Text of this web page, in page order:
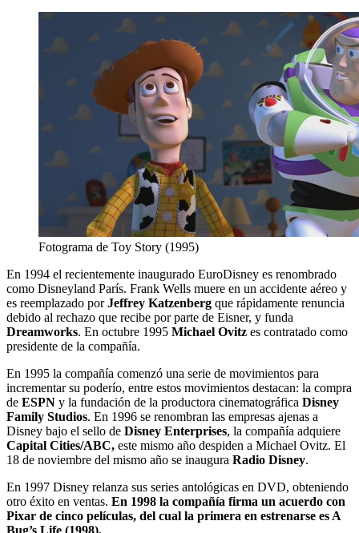
Fotograma de Toy Story (1995)
En 1994 el recientemente inaugurado EuroDisney es renombrado
como Disneyland París. Frank Wells muere en un accidente aéreo y
es reemplazado porJeffrey Katzenberg que rápidamente renuncia
debido al rechazo que recibe por parte de Eisner, y funda
Dreamworks. En octubre 1995 Michael Ovitz es contratado como
presidente de la compañía.
En 1995 la compañía comenzó una serie de movimientos para
incrementar su poderío, entre estos movimientos destacan: la compra
de ESPN y la fundación de la productora cinematográfica Disney
Family Studios. En 1996 se renombran las empresas ajenas a
Disney bajo el sello de Disney Enterprises, la compañía adquiere
Capital Cities/ABC, este mismo año despiden a Michael Ovitz. El
18 de noviembre del mismo año se inaugura Radio Disney.
En 1997 Disney relanza sus series antológicas en DVD, obteniendo
otro éxito en ventas. En 1998 la compañía firma un acuerdo con
Pixar de cinco películas, del cual la primera en estrenarse es A